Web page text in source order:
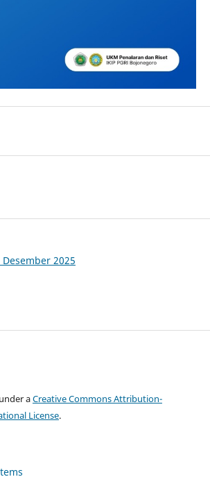
2025
aCreative Commons Attribution-
License.